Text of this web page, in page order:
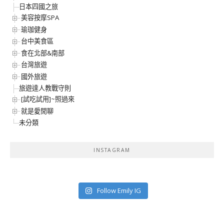
日本四國之旅
美容按摩SPA
瑜珈健身
台中美食區
食在北部&南部
台灣旅遊
國外旅遊
旅遊達人教戰守則
[試吃試用]~照過來
就是愛閒聊
未分類
INSTAGRAM
Follow Emily IG